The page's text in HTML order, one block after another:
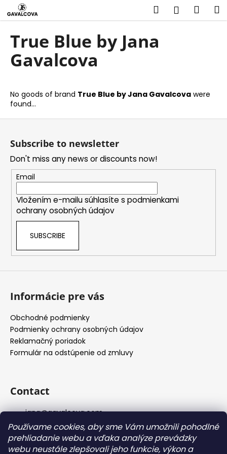
Používame cookies, aby sme Vám umožnili pohodlné
prehliadanie webu a vďaka analýze prevádzky
webu neustále zlepšovali jeho funkcie, výkon a
content
Search
Login
True Blue by Jana
Gavalcova
No goods of brand True Blue by Jana Gavalcova were
found...
a
W
h
t
a
r
y
o
u
o
o
k
n
g
o
r
?
F
Subscribe to newsletter
Don't miss any news or discounts now!
Email
Vložením e-mailu súhlasíte s podmienkami
ochrany osobných údajov
SUBSCRIBE
Informácie pre vás
Obchodné podmienky
Podmienky ochrany osobných údajov
Reklamačný poriadok
Formulár na odstúpenie od zmluvy
Contact
jana@gavalcova.com
+4368181360709
https://www.facebook.com/gavalcovafashiondesign
er